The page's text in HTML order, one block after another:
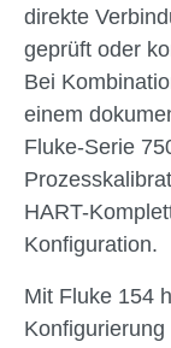
direkte
geprüft oder
Bei
einem
Fluke-Serie
HART-
Konfiguration.
Mit Fluke 154